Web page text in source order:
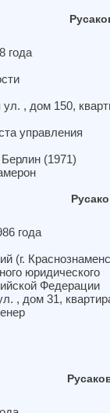
года
, дом 150,
управления
(1971)
года
(г.
юридического
Федерации
, дом 31,